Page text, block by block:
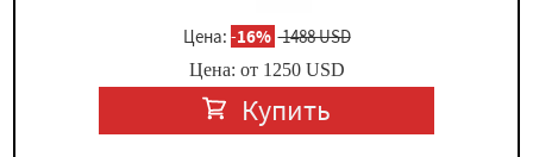
Цена: -16% 1488 USD
Цена: от 1250USD
Купить
Даю согласие на обработку персональных данных